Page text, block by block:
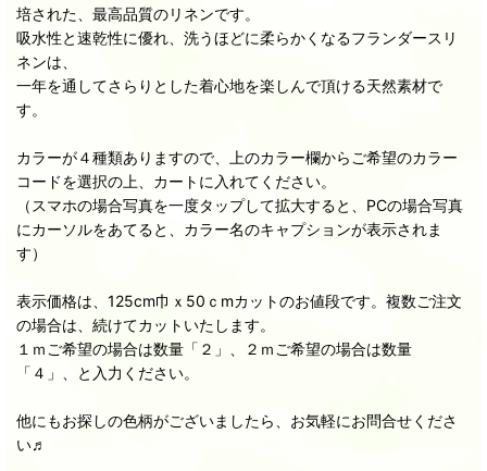
培された、最高品質のリネンです。
吸水性と速乾性に優れ、洗うほどに柔らかくなるフランダースリ
ネンは、
一年を通してさらりとした着心地を楽しんで頂ける天然素材で
す。
カラーが４種類ありますので、上のカラー欄からご希望のカラー
コードを選択の上、カートに入れてください。
（スマホの場合写真を一度タップして拡大すると、PCの場合写真
にカーソルをあてると、カラー名のキャプションが表示されま
す）
表示価格は、125cm巾ｘ50ｃmカットのお値段です。複数ご注文
の場合は、続けてカットいたします。
１ｍご希望の場合は数量「２」、２ｍご希望の場合は数量
「４」、と入力ください。
他にもお探しの色柄がございましたら、お気軽にお問合せくださ
い♬